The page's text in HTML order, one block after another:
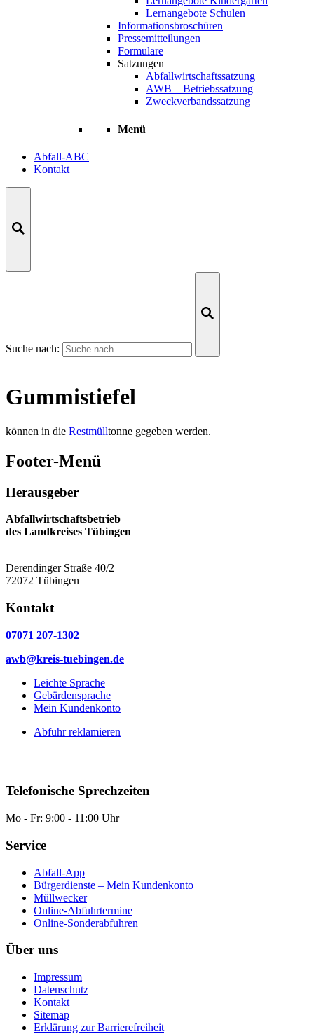
Lernangebote Schulen
Informationsbroschüren
Pressemitteilungen
Formulare
Satzungen
Abfallwirtschaftssatzung
AWB – Betriebssatzung
Zweckverbandssatzung
Menü
Abfall-ABC
Kontakt
Suche nach:
Gummistiefel
können in die Restmülltonne gegeben werden.
Footer-Menü
Herausgeber
Abfallwirtschaftsbetrieb
des Landkreises Tübingen
Derendinger Straße 40/2
72072 Tübingen
Kontakt
07071 207-1302
awb@kreis-tuebingen.de
Leichte Sprache
Gebärdensprache
Mein Kundenkonto
Abfuhr reklamieren
Telefonische Sprechzeiten
Mo - Fr: 9:00 - 11:00 Uhr
Service
Abfall-App
Bürgerdienste – Mein Kundenkonto
Müllwecker
Online-Abfuhrtermine
Online-Sonderabfuhren
Über uns
Impressum
Datenschutz
Kontakt
Sitemap
Erklärung zur Barrierefreiheit